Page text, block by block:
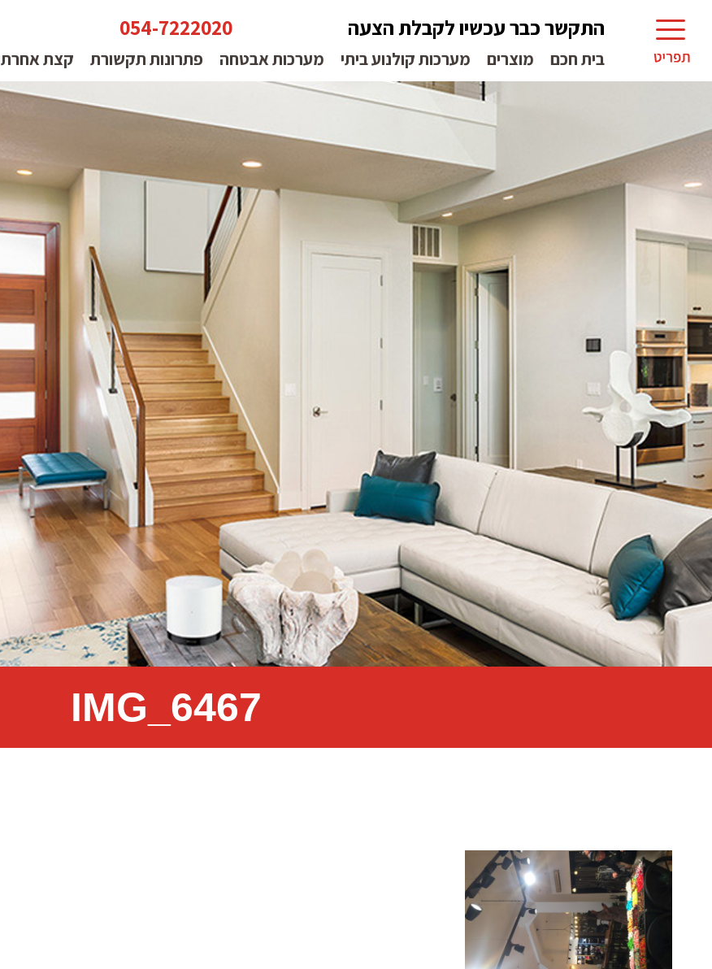
התקשר כבר עכשיו לקבלת הצעה 054-7222020
בית חכם מוצרים מערכות קולנוע ביתי מערכות אבטחה פתרונות תקשורת קצת אחרת
IMG_6467